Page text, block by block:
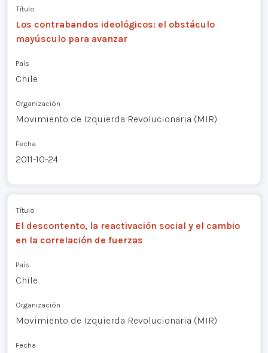
Título
Los contrabandos ideológicos: el obstáculo
mayúsculo para avanzar
País
Chile
Organización
Movimiento de Izquierda Revolucionaria (MIR)
Fecha
2011-10-24
Título
El descontento, la reactivación social y el cambio
en la correlación de fuerzas
País
Chile
Organización
Movimiento de Izquierda Revolucionaria (MIR)
Fecha